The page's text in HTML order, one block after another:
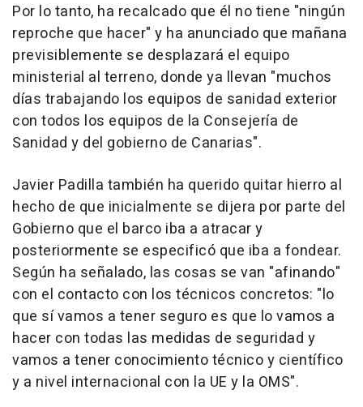
Por lo tanto, ha recalcado que él no tiene "ningún
reproche que hacer" y ha anunciado que mañana
previsiblemente se desplazará el equipo
ministerial al terreno, donde ya llevan "muchos
días trabajando los equipos de sanidad exterior
con todos los equipos de la Consejería de
Sanidad y del gobierno de Canarias".
Javier Padilla también ha querido quitar hierro al
hecho de que inicialmente se dijera por parte del
Gobierno que el barco iba a atracar y
posteriormente se especificó que iba a fondear.
Según ha señalado, las cosas se van "afinando"
con el contacto con los técnicos concretos: "lo
que sí vamos a tener seguro es que lo vamos a
hacer con todas las medidas de seguridad y
vamos a tener conocimiento técnico y científico
y a nivel internacional con la UE y la OMS".